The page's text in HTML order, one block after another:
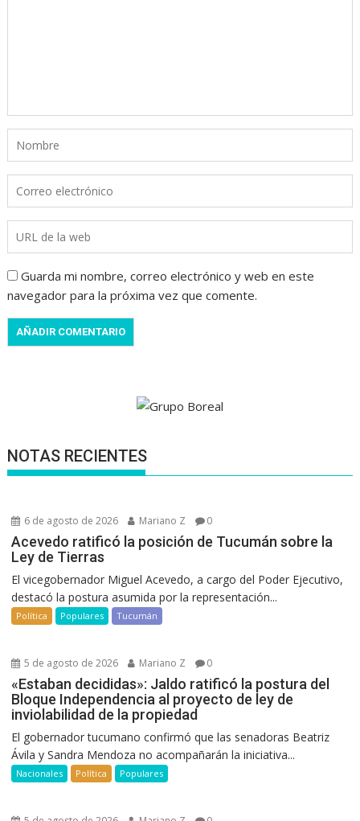
Guarda mi nombre, correo electrónico y web en este
navegador para la próxima vez que comente.
NOTAS RECIENTES
6 de agosto de 2026 Mariano Z 0
Acevedo ratificó la posición de Tucumán sobre la
Ley de Tierras
El vicegobernador Miguel Acevedo, a cargo del Poder Ejecutivo,
destacó la postura asumida por la representación...
Política Populares Tucumán
5 de agosto de 2026 Mariano Z 0
«Estaban decididas»: Jaldo ratificó la postura del
Bloque Independencia al proyecto de ley de
inviolabilidad de la propiedad
El gobernador tucumano confirmó que las senadoras Beatriz
Ávila y Sandra Mendoza no acompañarán la iniciativa...
Nacionales Política Populares